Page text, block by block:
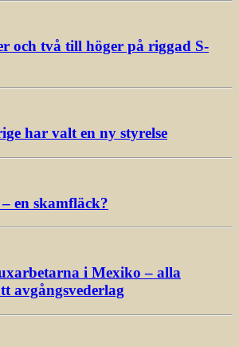
och två till höger på riggad S-
har valt en ny styrelse
en skamfläck?
i Mexiko – alla
avgångsvederlag